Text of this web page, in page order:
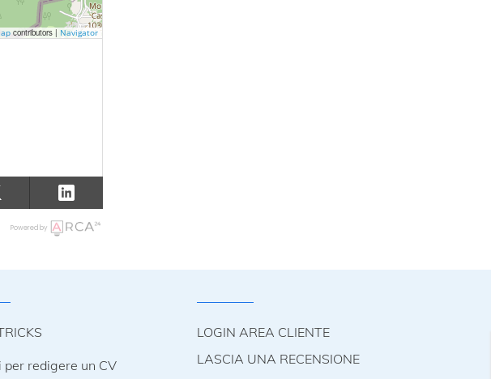
contributors | Navigator
Powered by
per redigere un CV
LOGIN AREA CLIENTE
LASCIA UNA RECENSIONE